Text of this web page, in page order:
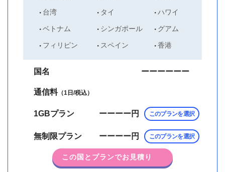
台湾 タイ ハワイ
ベトナム シンガポール グアム
フィリピン スペイン 香港
国名 ーーーーーー
通信料（1日/税込）
1GBプラン ーーーー円 このプランを選択
無制限プラン ーーーー円 このプランを選択
この国とプランでお見積り